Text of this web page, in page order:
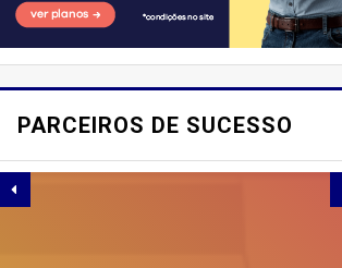
PARCEIROS DE SUCESSO
E AÍ, PESSOAL! VOCÊ JÁ